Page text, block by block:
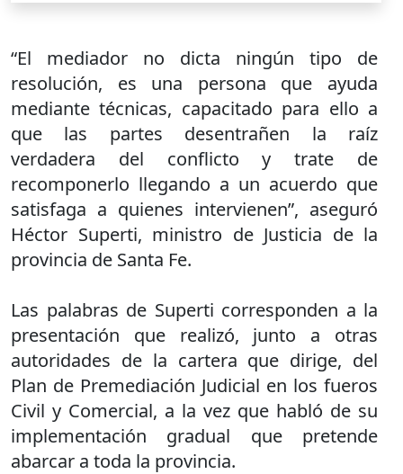
“El mediador no dicta ningún tipo de
resolución, es una persona que ayuda
mediante técnicas, capacitado para ello a
que las partes desentrañen la raíz
verdadera del conflicto y trate de
recomponerlo llegando a un acuerdo que
satisfaga a quienes intervienen”, aseguró
Héctor Superti, ministro de Justicia de la
provincia de Santa Fe.
Las palabras de Superti corresponden a la
presentación que realizó, junto a otras
autoridades de la cartera que dirige, del
Plan de Premediación Judicial en los fueros
Civil y Comercial, a la vez que habló de su
implementación gradual que pretende
abarcar a toda la provincia.